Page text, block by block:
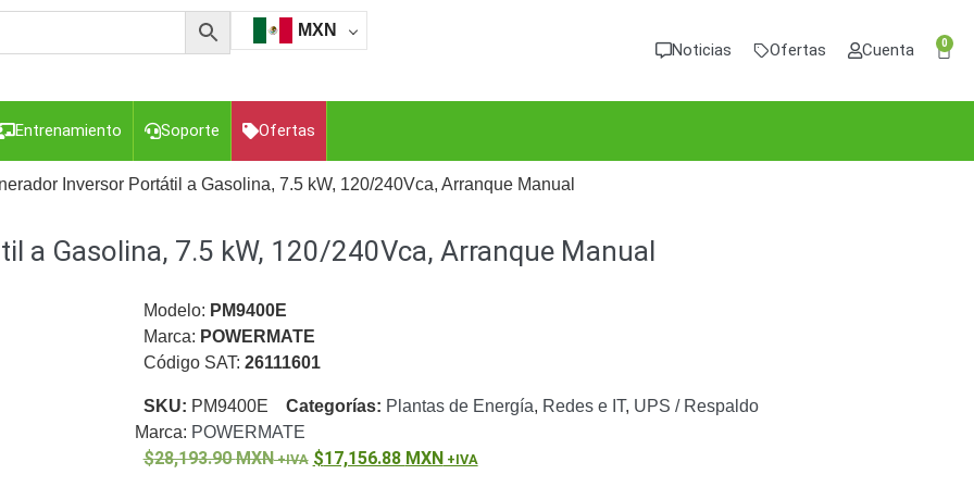
MXN
Noticias Ofertas Cuenta 0
Entrenamiento Soporte Ofertas
para Computadora y Smartphones Cajas de
Gabinetes de Acero para DVR y NVR
y Brackets para CámarasPartes o
Transceptores de Video
Cable Coaxial y ConectoresCables Armados -
Para Alimentación y ElectricidadRG59 Tipo
Inversor Portátil a Gasolina, 7.5 kW, 120/240Vca, Arranque Manual
a Gasolina, 7.5 kW, 120/240Vca, Arranque Manual
Modelo: PM9400E
Marca: POWERMATE
Código SAT: 26111601
SKU: PM9400E Categorías: Plantas de Energía, Redes e IT, UPS / Respaldo
Marca: POWERMATE
28,193.90MXN 17,156.88 MXN